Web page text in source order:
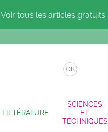
Voir tous les articles gratuits
OK
LITTÉRATURE
SCIENCES
ET
TECHNIQUES